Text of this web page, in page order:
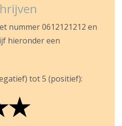
nummer 0612121212 en
hieronder een
tot 5 (positief):
★